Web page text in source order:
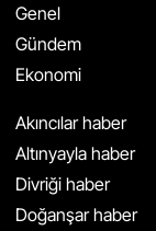
Genel
Gündem
Ekonomi
Akıncılar haber
Altınyayla haber
Divriği haber
Doğanşar haber